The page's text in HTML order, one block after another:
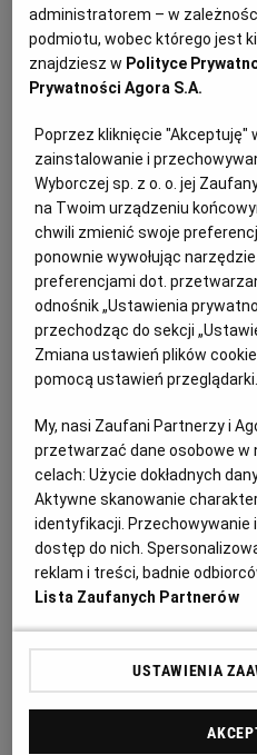
pół łyżeczki soli
125 g zimnego masła
3-4 łyżki lodowatej wody
Na farsz:
ok. 250 g młodych
botwiny)
sól
pieprz
200 g koziego sera –
pleśniowego typu
2 jajka
administratorem – w
podmiotu, wobec którego jest
znajdziesz w Polityce
Prywatności Agora S.A.
Poprzez kliknięcie "Akceptuję"
zainstalowanie i
Wyborczej sp. z o. o. jej
na Twoim urządzeniu
chwili zmienić swoje
ponownie wywołując
preferencjami dot.
odnośnik „Ustawienia
przechodząc do sekcji
Zmiana ustawień plików
pomocą ustawień przeglądarki.
My, nasi Zaufani Partnerzy i
przetwarzać dane osobowe w
celach:Użycie dokładnych
Aktywne skanowanie
identyfikacji. Przechowywanie
dostęp do nich.
reklam i treści, badnie
Lista Zaufanych Partnerów
USTAWIENIA